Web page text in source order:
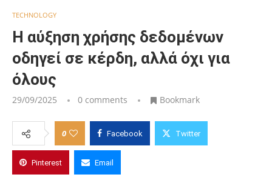
TECHNOLOGY
Η αύξηση χρήσης δεδομένων
οδηγεί σε κέρδη, αλλά όχι για
όλους
29/09/2025 0 comments Bookmark
0 Facebook Twitter
Pinterest Email